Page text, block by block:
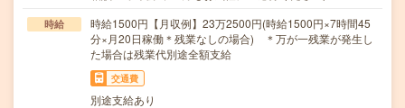
時給
時給1500円【月収例】23万2500円(時給1500円×7時間45
分×月20日稼働＊残業なしの場合) ＊万が一残業が発生し
た場合は残業代別途全額支給
交通費
別途支給あり